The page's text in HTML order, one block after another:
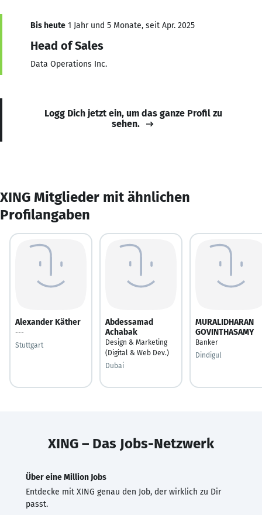
Bis heute 1 Jahr und 5 Monate, seit Apr. 2025
Head of Sales
Data Operations Inc.
Logg Dich jetzt ein, um das ganze Profil zu
sehen.
XING Mitglieder mit ähnlichen
Profilangaben
Alexander Käther
---
Stuttgart
Abdessamad
Achabak
Design & Marketing
(Digital & Web Dev.)
Dubai
MURALIDHARAN
GOVINTHASAMY
Banker
Dindigul
XING – Das Jobs-Netzwerk
Über eine Million Jobs
Entdecke mit XING genau den Job, der wirklich zu Dir
passt.